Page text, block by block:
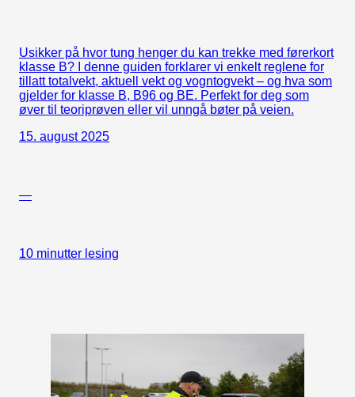
Usikker på hvor tung henger du kan trekke med førerkort
klasse B? I denne guiden forklarer vi enkelt reglene for
tillatt totalvekt, aktuell vekt og vogntogvekt – og hva som
gjelder for klasse B, B96 og BE. Perfekt for deg som
øver til teoriprøven eller vil unngå bøter på veien.
15. august 2025
—
10 minutter lesing